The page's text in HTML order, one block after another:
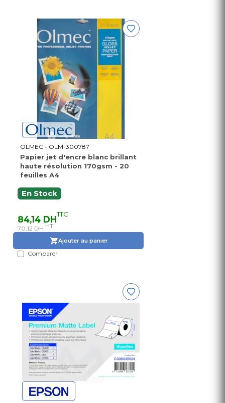
OLMEC - OLM-300787
Papier jet d'encre blanc brillant
haute résolution 170gsm - 20
feuilles A4
En Stock
84,14 DHTTC
70,12 DH HT
Ajouter au panier
Comparer